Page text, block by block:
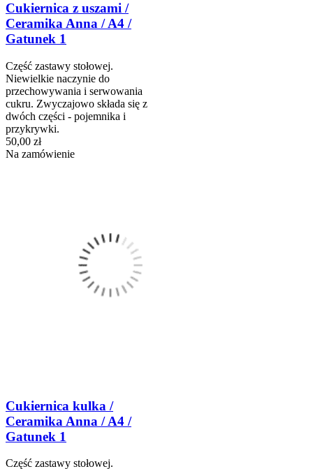
Cukiernica z uszami /
Ceramika Anna / A4 /
Gatunek 1
Część zastawy stołowej.
Niewielkie naczynie do
przechowywania i serwowania
cukru. Zwyczajowo składa się z
dwóch części - pojemnika i
przykrywki.
50,00 zł
Na zamówienie
Cukiernica kulka /
Ceramika Anna / A4 /
Gatunek 1
Część zastawy stołowej.